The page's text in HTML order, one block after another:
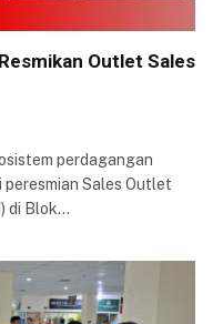
Outlet Sales
perdagangan
Sales Outlet
di Blok…